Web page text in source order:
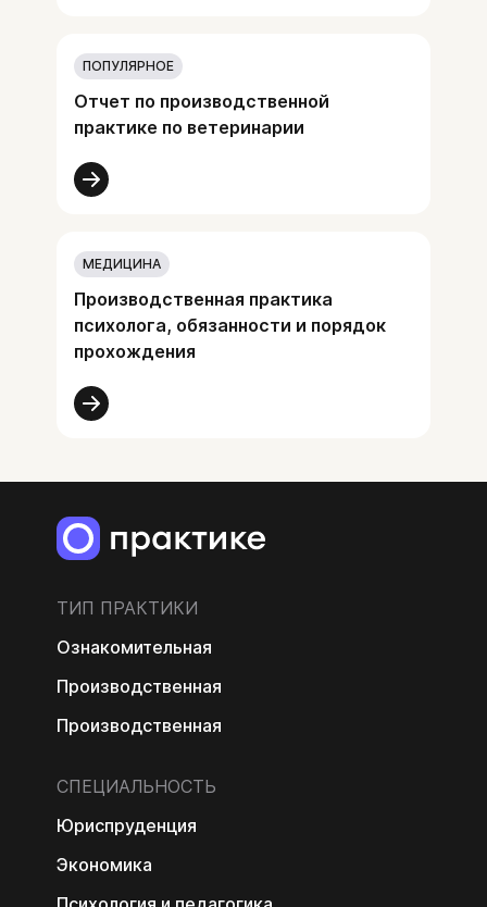
ПОПУЛЯРНОЕ
Отчет по производственной
практике по ветеринарии
МЕДИЦИНА
Производственная практика
психолога, обязанности и порядок
прохождения
ТИП ПРАКТИКИ
Ознакомительная
Производственная
Производственная
СПЕЦИАЛЬНОСТЬ
Юриспруденция
Экономика